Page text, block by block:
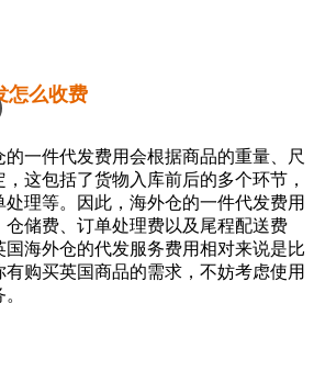
怎么收费
一件代发费用会根据商品的重量、尺
这包括了货物入库前后的多个环节，
理等。因此，海外仓的一件代发费用
仓储费、订单处理费以及尾程配送费
海外仓的代发服务费用相对来说是比
购买英国商品的需求，不妨考虑使用